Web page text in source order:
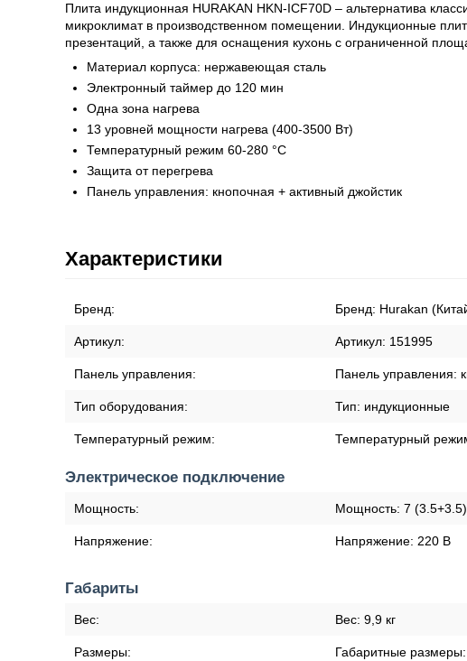
Плита индукционная HURAKAN HKN-ICF70D – альтернатива
микроклимат в производственном помещении. Индукционные
презентаций, а также для оснащения кухонь с ограниченной
Материал корпуса: нержавеющая сталь
Электронный таймер до 120 мин
Одна зона нагрева
13 уровней мощности нагрева (400-3500 Вт)
Температурный режим 60-280 °С
Защита от перегрева
Панель управления: кнопочная + активный джойстик
Характеристики
Бренд: Бренд: Hurakan
Артикул: Артикул: 151995
Панель управления: Панель управления:
Тип оборудования: Тип: индукционные
Температурный режим: Температурный
Электрическое подключение
Мощность: Мощность: 7
Напряжение: Напряжение: 220 В
Габариты
Вес: Вес: 9,9 кг
Размеры: Габаритные размеры: